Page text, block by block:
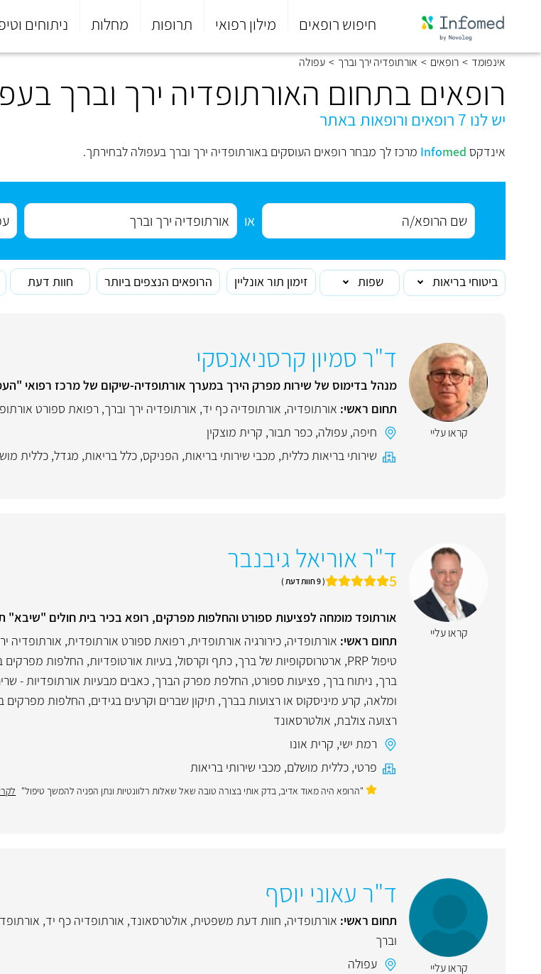
חיפוש רופאים מילון רפואי תרופות מחלות ניתוחים
סוף
התפריט
אינפומד > רופאים > אורתופדיה ירך וברך > עפולה
רופאים בתחום האורתופדיה ירך וברך
יש לנו 7 רופאים ורופאות באתר
אינדקס Infomed מרכז לך מבחר רופאים העוסקים באורתופדיה ירך וברך בעפולה לבחירתך.
או
ביטוחי בריאות שפות זימון תור אונליין הרופאים הנצפים ביותר חוות דעת
קראו עליי
ד"ר סמיון קרסניאנסקי
מנהל בדימוס של שירות מפרק הירך במערך אורתופדיה-שיקום של מרכז רפואי
תחום ראשי: אורתופדיה, אורתופדיה כף יד, אורתופדיה ירך וברך, רפואת ספורט
חיפה, עפולה, כפר תבור, קרית מוצקין
שירותי בריאות כללית, מכבי שירותי בריאות, הפניקס, כלל בריאות, מגדל, כללית
קראו עליי
ד"ר אוריאל גיבנבר
5 ( 9 חוות דעת )
אורתופד מומחה לפציעות ספורט והחלפות מפרקים, רופא בכיר בית חולים "שיבא"
תחום ראשי: אורתופדיה, כירורגיה אורתופדית, רפואת ספורט אורתופדית, אורתופדיה
טיפול PRP
, ארטרוסקופיות של ברך, כתף וקרסול, בעיות אורטופדיות, החלפות מפרקים
ברך, ניתוח ברך, פציעות ספורט, החלפת מפרק הברך, כאבים מבעיות אורתופדיות -
ומלאה, קרע מיניסקוס או רצועות בברך, תיקון שברים וקרעים בגידים, החלפות מפרקים
רצועה צולבת, אולטרסאונד
רמת ישי, קרית אונו
פרטי, כללית מושלם, מכבי שירותי בריאות
"הרופא היה מאוד אדיב, בדק אותי בצורה טובה שאל שאלות רלוונטיות ונתן הפניה להמשך טיפול"
קראו עליי
ד"ר עאוני יוסף
תחום ראשי: אורתופדיה, חוות דעת משפטית, אולטרסאונד, אורתופדיה כף יד,
וברך
עפולה